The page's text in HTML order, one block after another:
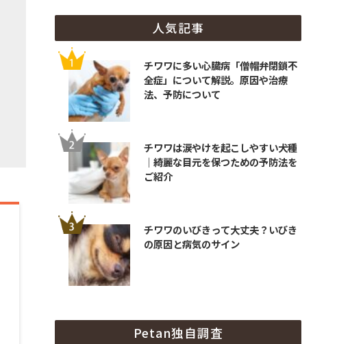
人気記事
チワワに多い心臓病「僧帽弁閉鎖不
全症」について解説。原因や治療
法、予防について
チワワは涙やけを起こしやすい犬種
｜綺麗な目元を保つための予防法を
ご紹介
チワワのいびきって大丈夫？いびき
の原因と病気のサイン
Petan独自調査